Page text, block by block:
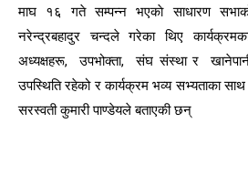
माघ १६ गते सम्पन्न भएकाे साधारण
नरेन्द्रबहादुर चन्दले गरेका थिए
अध्यक्षहरू, उपभोक्ता, संघ संस्था र
उपस्थिति रहेको र कार्यक्रम भव्य सभ्यताका
सरस्वती कुमारी पाण्डेयले बताएकी छन्